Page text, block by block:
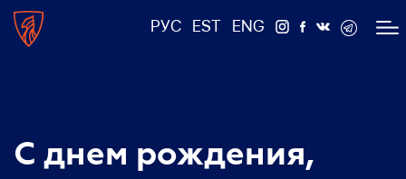
РУС EST ENG
С днем рождения,